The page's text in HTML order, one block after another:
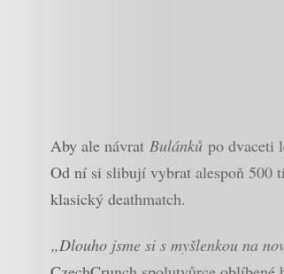
Aby ale návrat Bulánků po dvaceti
Od ní si slibují vybrat alespoň 500
klasický deathmatch.
„Dlouho jsme si s myšlenkou na